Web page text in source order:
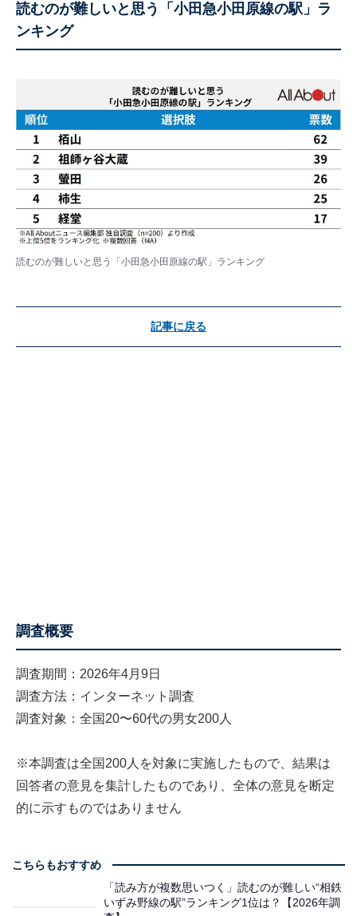
読むのが難しいと思う「小田急小田原線の駅」ラ
ンキング
読むのが難しいと思う「小田急小田原線の駅」ランキング
記事に戻る
調査概要
調査期間：2026年4月9日
調査方法：インターネット調査
調査対象：全国20〜60代の男女200人
※本調査は全国200人を対象に実施したもので、結果は
回答者の意見を集計したものであり、全体の意見を断定
的に示すものではありません
こちらもおすすめ
「読み方が複数思いつく」読むのが難しい“相鉄
いずみ野線の駅”ランキング1位は？【2026年調